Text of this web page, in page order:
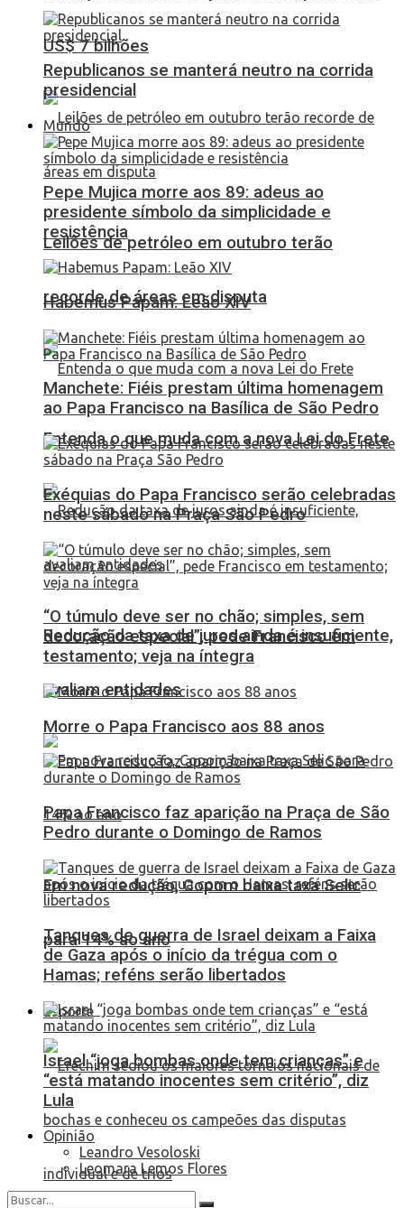
US$ 7 bilhões
Leilões de petróleo em outubro terão
recorde de áreas em disputa
Entenda o que muda com a nova Lei do Frete
Redução da taxa de juros ainda é insuficiente,
avaliam entidades
Em nova redução, Copom baixa taxa Selic
para 14% ao ano
Esporte
Republicanos se manterá neutro na corrida
presidencial
Mundo
Pepe Mujica morre aos 89: adeus ao
presidente símbolo da simplicidade e
resistência
Habemus Papam: Leão XIV
Manchete: Fiéis prestam última homenagem
ao Papa Francisco na Basílica de São Pedro
Exéquias do Papa Francisco serão celebradas
neste sábado na Praça São Pedro
“O túmulo deve ser no chão; simples, sem
decoração especial”, pede Francisco em
testamento; veja na íntegra
Morre o Papa Francisco aos 88 anos
Papa Francisco faz aparição na Praça de São
Pedro durante o Domingo de Ramos
Tanques de guerra de Israel deixam a Faixa
de Gaza após o início da trégua com o
Hamas; reféns serão libertados
Israel “joga bombas onde tem crianças” e
“está matando inocentes sem critério”, diz
Lula
Opinião
Leandro Vesoloski
Leomara Lemos Flores